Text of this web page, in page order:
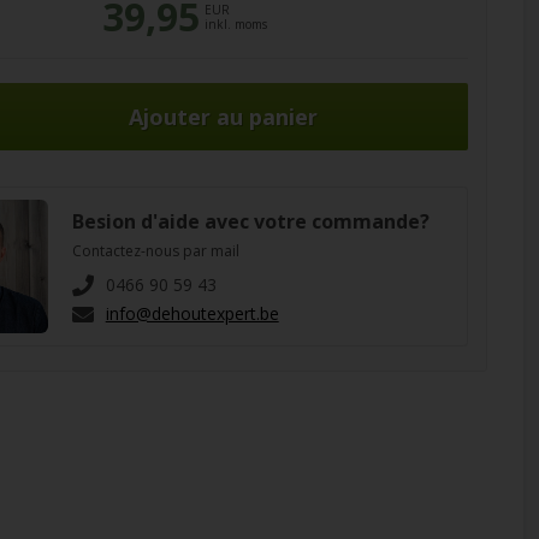
39,95 EUR
inkl. moms
Besion d'aide avec votre commande?
Contactez-nous par mail
0466 90 59 43
info@dehoutexpert.be